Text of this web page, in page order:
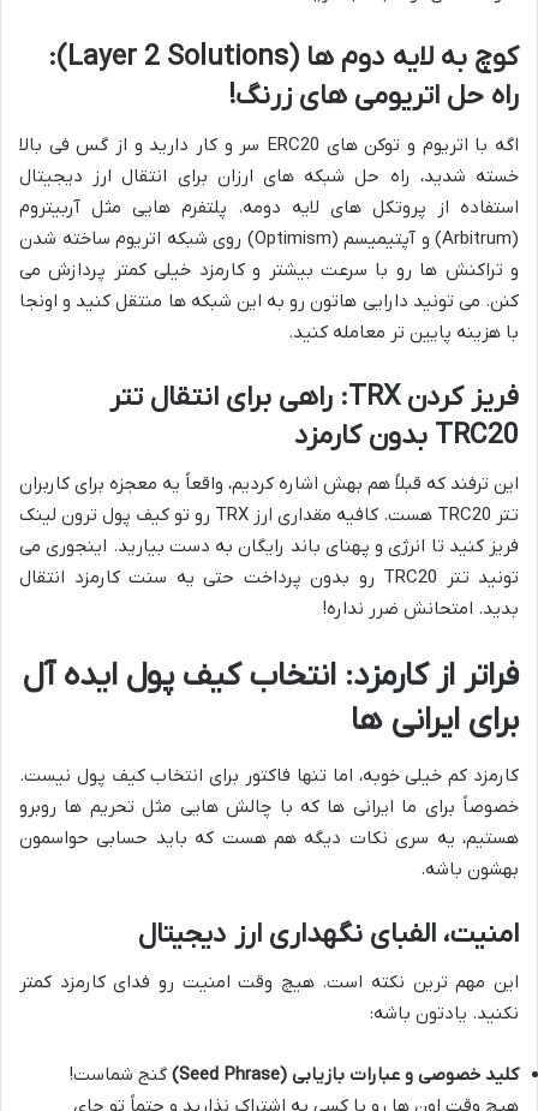
کوچ به لایه دوم ها (Layer 2 Solutions):
راه حل اتریومی های زرنگ!
اگه با اتریوم و توکن های ERC20 سر و کار دارید و از گس فی بالا
خسته شدید، راه حل شبکه های ارزان برای انتقال ارز دیجیتال
استفاده از پروتکل های لایه دومه. پلتفرم هایی مثل آربیتروم
(Arbitrum) و آپتیمیسم (Optimism) روی شبکه اتریوم ساخته شدن
و تراکنش ها رو با سرعت بیشتر و کارمزد خیلی کمتر پردازش می
کنن. می تونید دارایی هاتون رو به این شبکه ها منتقل کنید و اونجا
با هزینه پایین تر معامله کنید.
فریز کردن TRX: راهی برای انتقال تتر
TRC20 بدون کارمزد
این ترفند که قبلاً هم بهش اشاره کردیم، واقعاً یه معجزه برای کاربران
تتر TRC20 هست. کافیه مقداری ارز TRX رو تو کیف پول ترون لینک
فریز کنید تا انرژی و پهنای باند رایگان به دست بیارید. اینجوری می
تونید تتر TRC20 رو بدون پرداخت حتی یه سنت کارمزد انتقال
بدید. امتحانش ضرر نداره!
فراتر از کارمزد: انتخاب کیف پول ایده آل
برای ایرانی ها
کارمزد کم خیلی خوبه، اما تنها فاکتور برای انتخاب کیف پول نیست.
خصوصاً برای ما ایرانی ها که با چالش هایی مثل تحریم ها روبرو
هستیم، یه سری نکات دیگه هم هست که باید حسابی حواسمون
بهشون باشه.
امنیت، الفبای نگهداری ارز دیجیتال
این مهم ترین نکته است. هیچ وقت امنیت رو فدای کارمزد کمتر
نکنید. یادتون باشه:
کلید خصوصی و عبارات بازیابی (Seed Phrase)
گنج شماست!